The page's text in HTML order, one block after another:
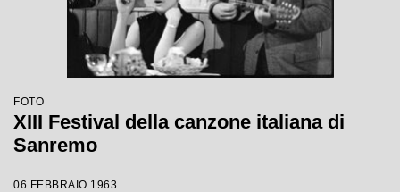
FOTO
XIII Festival della canzone italiana di
Sanremo
06 FEBBRAIO 1963